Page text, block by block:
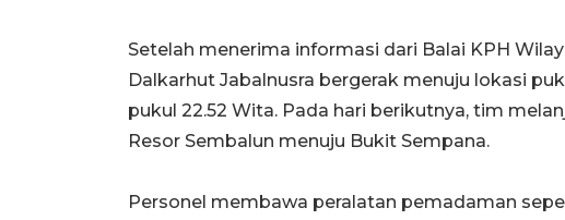
Setelah menerima informasi dari Balai KPH
Dalkarhut Jabalnusra bergerak menuju lokasi
pukul 22.52 Wita. Pada hari berikutnya, tim
Resor Sembalun menuju Bukit Sempana.
Personel membawa peralatan pemadaman